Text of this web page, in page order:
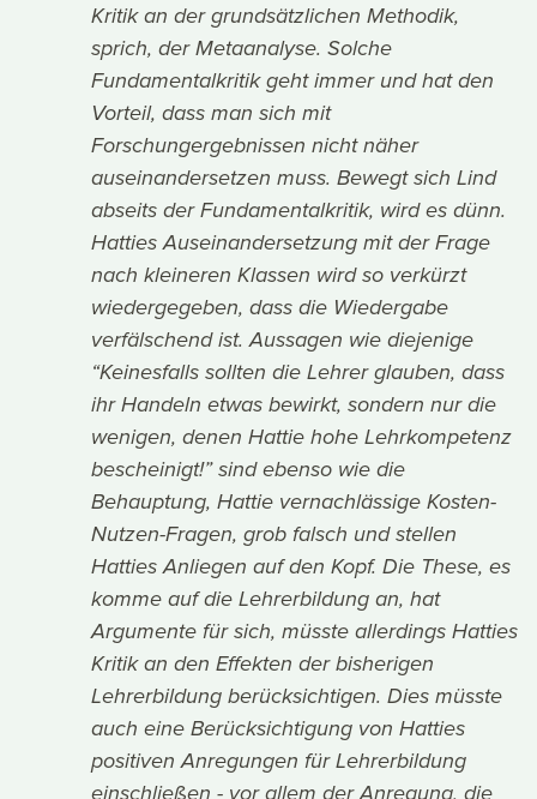
Kritik an der grundsätzlichen Methodik,
sprich, der Metaanalyse. Solche
Fundamentalkritik geht immer und hat den
Vorteil, dass man sich mit
Forschungergebnissen nicht näher
auseinandersetzen muss. Bewegt sich Lind
abseits der Fundamentalkritik, wird es dünn.
Hatties Auseinandersetzung mit der Frage
nach kleineren Klassen wird so verkürzt
wiedergegeben, dass die Wiedergabe
verfälschend ist. Aussagen wie diejenige
“Keinesfalls sollten die Lehrer glauben, dass
ihr Handeln etwas bewirkt, sondern nur die
wenigen, denen Hattie hohe Lehrkompetenz
bescheinigt!” sind ebenso wie die
Behauptung, Hattie vernachlässige Kosten-
Nutzen-Fragen, grob falsch und stellen
Hatties Anliegen auf den Kopf. Die These, es
komme auf die Lehrerbildung an, hat
Argumente für sich, müsste allerdings Hatties
Kritik an den Effekten der bisherigen
Lehrerbildung berücksichtigen. Dies müsste
auch eine Berücksichtigung von Hatties
positiven Anregungen für Lehrerbildung